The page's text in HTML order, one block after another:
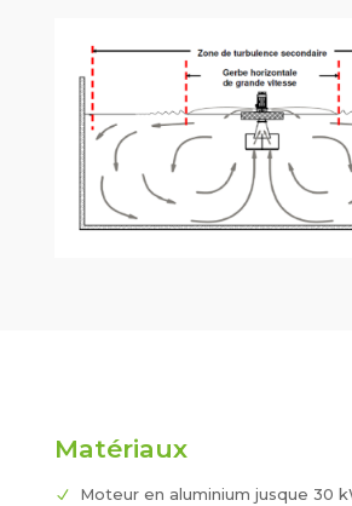
Matériaux
Moteur en aluminium jusque 30